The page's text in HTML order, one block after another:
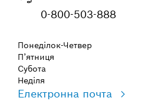
0-800-503-888
Понеділок-Четвер
П’ятниця
Субота
Неділя
Електронна почта